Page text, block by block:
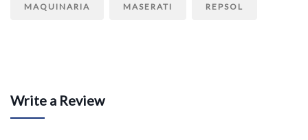
MAQUINARIA MASERATI REPSOL
Write a Review